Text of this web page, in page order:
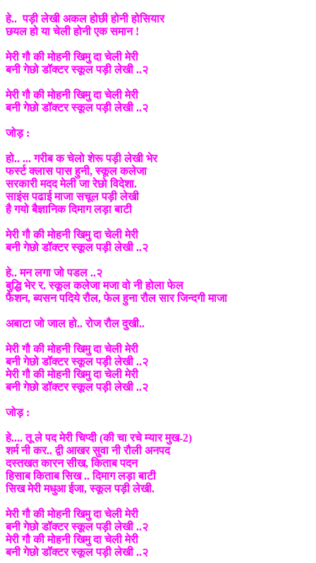
हे.. पड़ी लेखी अकल होछी होनी होसियार
छयल हो या चेली होनी एक समान !
मेरी गौ की मोहनी खिमु दा चेली मेरी
बनी गेछो डॉक्टर स्कूल पड़ी लेखी ..२
मेरी गौ की मोहनी खिमु दा चेली मेरी
बनी गेछो डॉक्टर स्कूल पड़ी लेखी ..२
जोड़ :
हो.. ... गरीब क चेलो शेरू पड़ी लेखी भेर
फर्स्ट क्लास पास हुनी, स्कूल कलेजा
सरकारी मदद मेली जा रेछो विदेशा.
साइंस पढाई माजा सचूल पड़ी लेखी
है गयो बैज्ञानिक दिमाग लड़ा बाटी
मेरी गौ की मोहनी खिमु दा चेली मेरी
बनी गेछो डॉक्टर स्कूल पड़ी लेखी ..२
हे.. मन लगा जो पडल ..२
बुद्धि भेर र. स्कूल कलेजा मजा वो नी होला फेल
फैशन, ब्यसन पदिये रौल, फेल हुना रौल सार जिन्दगी माजा
अबाटा जो जाल हो.. रोज रौल दुखी..
मेरी गौ की मोहनी खिमु दा चेली मेरी
बनी गेछो डॉक्टर स्कूल पड़ी लेखी ..२
मेरी गौ की मोहनी खिमु दा चेली मेरी
बनी गेछो डॉक्टर स्कूल पड़ी लेखी ..२
जोड़ :
हे.... तू ले पद मेरी चिप्दी (की चा रचे म्यार मुख-2)
शर्म नी कर.. द्वी आखर सुवा नी रौली अनपद
दस्तखत कारन सीख, किताब पदन
हिसाब किताब सिख .. दिमाग लड़ा बाटी
सिख मेरी मधुआ ईजा, स्कूल पड़ी लेखी.
मेरी गौ की मोहनी खिमु दा चेली मेरी
बनी गेछो डॉक्टर स्कूल पड़ी लेखी ..२
मेरी गौ की मोहनी खिमु दा चेली मेरी
बनी गेछो डॉक्टर स्कूल पड़ी लेखी ..२